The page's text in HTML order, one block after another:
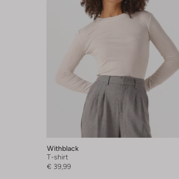
Withblack
T-shirt
€ 39,99